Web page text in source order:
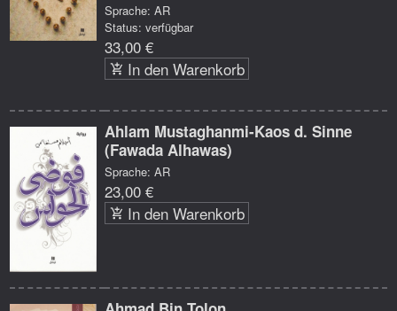
Sprache: AR
Status: verfügbar
33,00 €
In den Warenkorb
Ahlam Mustaghanmi-Kaos d. Sinne
(Fawada Alhawas)
Sprache: AR
23,00 €
In den Warenkorb